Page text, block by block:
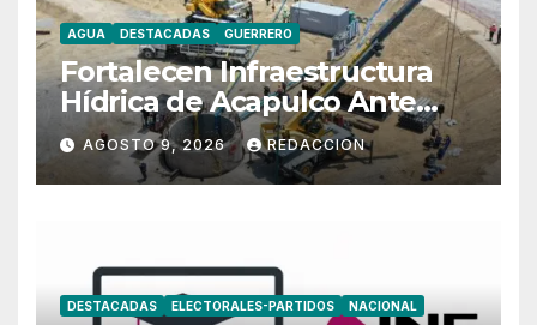
AGUA DESTACADAS GUERRERO
Fortalecen Infraestructura
Hídrica de Acapulco Ante
Ciclones
AGOSTO 9, 2026 REDACCION
DESTACADAS ELECTORALES-PARTIDOS NACIONAL